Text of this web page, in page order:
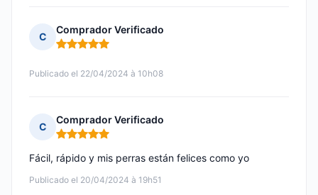
C
Comprador Verificado
Nota: 5 de 5
Publicado el 22/04/2024 à 10h08
C
Comprador Verificado
Nota: 5 de 5
Publicado el 20/04/2024 à 19h51
Fácil, rápido y mis perras están felices como yo